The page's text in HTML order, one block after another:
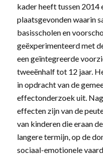
kader heeft tussen 2014
plaatsgevonden waarin
basisscholen en
geëxperimenteerd met
een geïntegreerde
tweeënhalf tot 12 jaar.
in opdracht van de
effectonderzoek uit.
effecten zijn van de
van kinderen die eraan
langere termijn, op de
sociaal-emotionele